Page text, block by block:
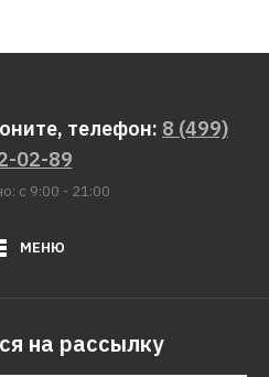
телефон: 8 (499)
02-89
с 9:00 - 21:00
МЕНЮ
на рассылку